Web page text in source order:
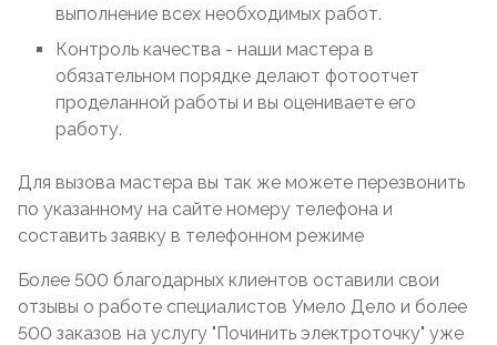
выполнение всех необходимых работ.
Контроль качества - наши мастера в
обязательном порядке делают фотоотчет
проделанной работы и вы оцениваете его
работу.
Для вызова мастера вы так же можете перезвонить
по указанному на сайте номеру телефона и
составить заявку в телефонном режиме
Более 500 благодарных клиентов оставили свои
отзывы о работе специалистов Умело Дело и более
500 заказов на услугу "Починить электроточку" уже